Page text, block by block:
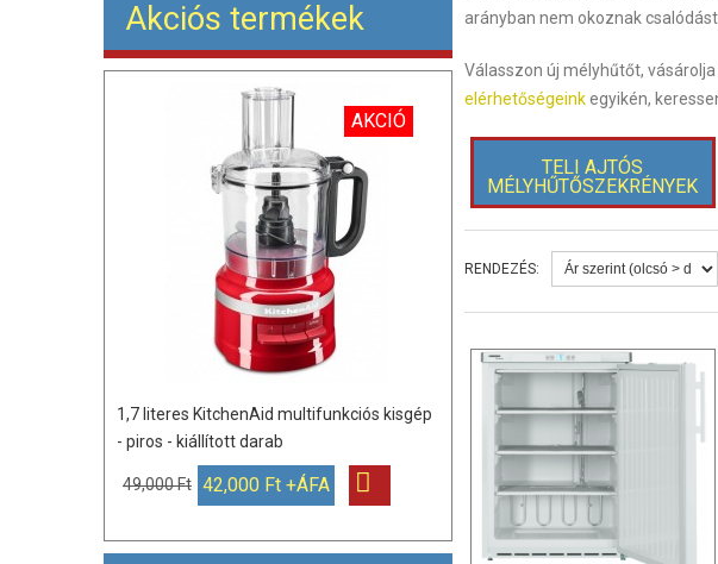
Akciós termékek
AKCIÓ
1,7 literes KitchenAid multifunkciós kisgép
- piros - kiállított darab
49,000 Ft 42,000 Ft +ÁFA
arányban nem okoznak
Válasszon új mélyhűtőt,
elérhetőségeinkegyikén,
TELI AJTÓS
MÉLYHŰTŐSZEKRÉNYEK
RENDEZÉS: